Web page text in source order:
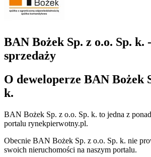
BAN Bożek Sp. z o.o. Sp. k.
sprzedaży
O deweloperze BAN Bożek
k.
BAN Bożek Sp. z o.o. Sp. k. to jedna z ponad
portalu rynekpierwotny.pl.
Obecnie BAN Bożek Sp. z o.o. Sp. k. nie
swoich nieruchomości na naszym portalu.